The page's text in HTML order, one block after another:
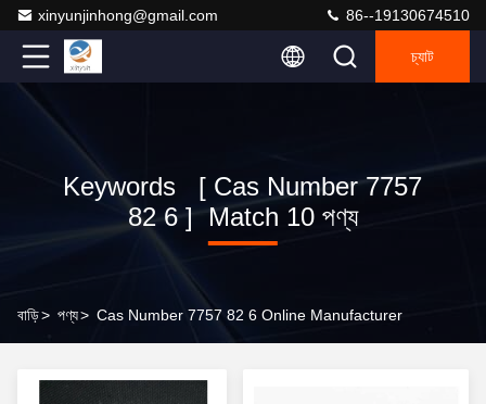
xinyunjinhong@gmail.com 86--19130674510
চ্যাট
Keywords [ Cas Number 7757
82 6 ] Match 10 পণ্য
বাড়ি> পণ্য> Cas Number 7757 82 6 Online Manufacturer